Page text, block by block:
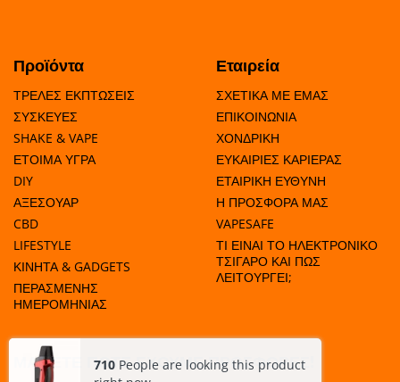
Προϊόντα
ΤΡΕΛΕΣ ΕΚΠΤΩΣΕΙΣ
ΣΥΣΚΕΥΕΣ
SHAKE & VAPE
ΕΤΟΙΜΑ ΥΓΡΑ
DIY
ΑΞΕΣΟΥΑΡ
CBD
LIFESTYLE
ΚΙΝΗΤΑ & GADGETS
ΠΕΡΑΣΜΕΝΗΣ
ΗΜΕΡΟΜΗΝΙΑΣ
Εταιρεία
ΣΧΕΤΙΚΑ ΜΕ ΕΜΑΣ
ΕΠΙΚΟΙΝΩΝΙΑ
ΧΟΝΔΡΙΚΗ
ΕΥΚΑΙΡΙΕΣ ΚΑΡΙΕΡΑΣ
ΕΤΑΙΡΙΚΗ ΕΥΘΥΝΗ
Η ΠΡΟΣΦΟΡΑ ΜΑΣ
VAPESAFE
ΤΙ ΕΙΝΑΙ ΤΟ ΗΛΕΚΤΡΟΝΙΚΟ
ΤΣΙΓΑΡΟ ΚΑΙ ΠΩΣ
ΛΕΙΤΟΥΡΓΕΙ;
ΜΑΘΕΤΕ ΠΟΤΕ ΕΧΟΥΜΕ ΠΡΟΣΦΟΡΕΣ!